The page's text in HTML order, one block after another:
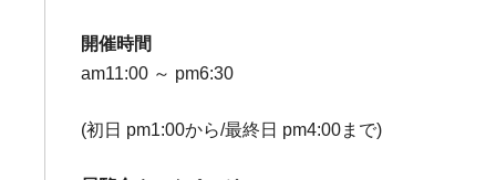
開催時間
am11:00 ～ pm6:30
(初日 pm1:00から/最終日 pm4:00まで)